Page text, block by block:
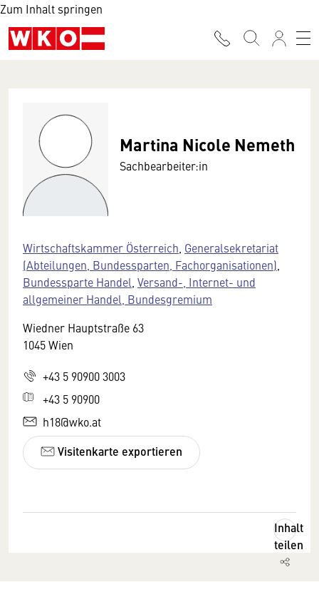
Zum Inhalt springen
Martina Nicole Nemeth
Sachbearbeiter:in
Wirtschaftskammer Österreich Generalsekretariat
(Abteilungen, Bundessparten, Fachorganisationen)
Bundessparte Handel Versand-, Internet- und
allgemeiner Handel, Bundesgremium
Wiedner Hauptstraße 63
1045 Wien
+43 5 90900 3003
+43 5 90900
h18@wko.at
Visitenkarte exportieren
Inhalt
teilen